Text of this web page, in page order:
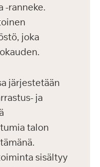
-ranneke.
joka
järjestetään
ja
talon
sisältyy